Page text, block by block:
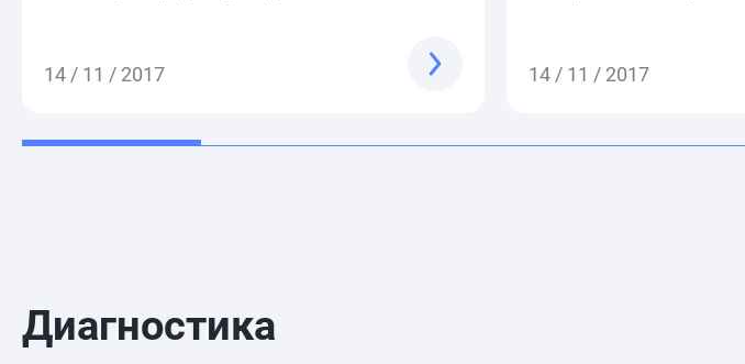
14 / 11 / 2017 14 / 11 / 2017
Диагностика